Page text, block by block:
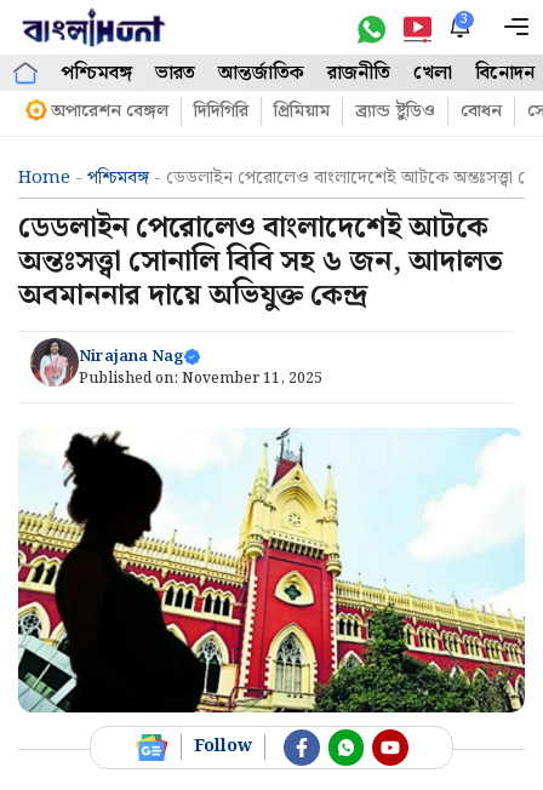
Skip
content
3
পশ্চিমবঙ্গ ভারত আন্তর্জাতিক রাজনীতি খেলা বিনোদন
অপারেশন বেঙ্গল দিদিগিরি প্রিমিয়াম ব্র্যান্ড ষ্টুডিও বোধন
Home - পশ্চিমবঙ্গ- ডেডলাইন পেরোলেও বাংলাদেশেই আটকে অন্তঃসত্ত্বা
ডেডলাইন পেরোলেও বাংলাদেশেই আটকে
অন্তঃসত্ত্বা সোনালি বিবি সহ ৬ জন, আদালত
অবমাননার দায়ে অভিযুক্ত কেন্দ্র
Nirajana Nag
Published on: November 11, 2025
Follow